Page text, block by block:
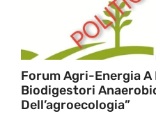
Forum Agri-Energia A
Biodigestori
Dell’agroecologia”